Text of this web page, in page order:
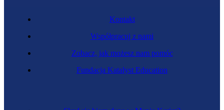
Kontakt
Współpracuj z nami
Zobacz, jak możesz nam pomóc
Fundacja Katalyst Education